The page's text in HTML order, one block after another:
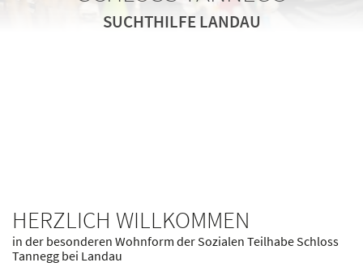
SUCHTHILFE LANDAU
SUCHTHILFE LANDAU
HERZLICH WILLKOMMEN
in der besonderen Wohnform der Sozialen Teilhabe Schloss
Tannegg bei Landau